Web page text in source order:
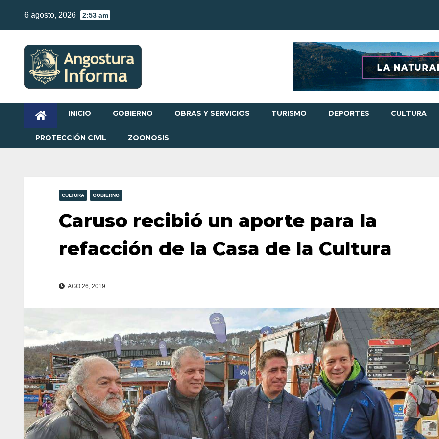
content
6 agosto, 2026 2:53 am
INICIO GOBIERNO OBRAS Y SERVICIOS TURISMO DEPORTES CULTURA
PROTECCIÓN CIVIL ZOONOSIS
CULTURA GOBIERNO
Caruso recibió un aporte para la
refacción de la Casa de la Cultura
AGO 26, 2019